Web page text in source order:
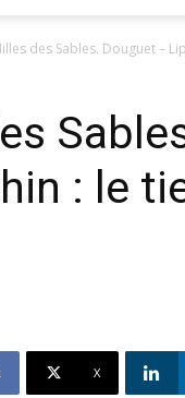
des Sables. Douguet –
: le
X